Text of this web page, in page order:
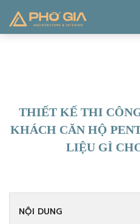
THIẾT KẾ THI
KHÁCH CĂN HỘ
LIỆU GÌ
NỘI DUNG